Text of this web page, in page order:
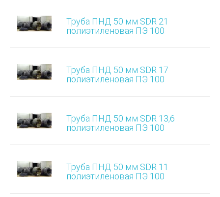
Труба ПНД 50 мм SDR 21
полиэтиленовая ПЭ 100
Труба ПНД 50 мм SDR 17
полиэтиленовая ПЭ 100
Труба ПНД 50 мм SDR 13,6
полиэтиленовая ПЭ 100
Труба ПНД 50 мм SDR 11
полиэтиленовая ПЭ 100